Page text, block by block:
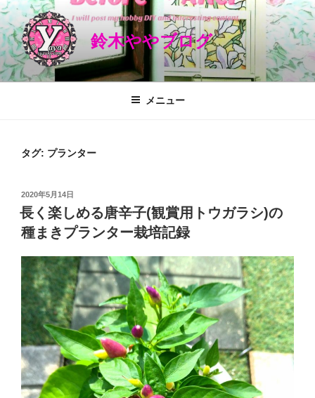
コ
ン
テ
ン
ツ
鈴木ややブログ
メニュー
タグ: プランター
投
稿
日:
2020年5月14日
長く楽しめる唐辛子(観賞用トウガラシ)の
種まきプランター栽培記録